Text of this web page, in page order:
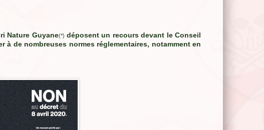
Nature Guyane(*) déposent un recours devant le Conseil
à de nombreuses normes réglementaires, notamment en